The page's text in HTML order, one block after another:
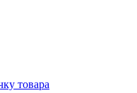
товара